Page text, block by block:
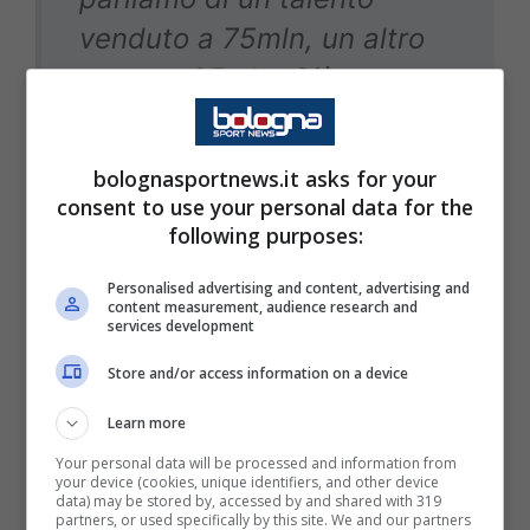
venduto a 75mln, un altro
preso a 25mln. Già
economicamente parliamo
diverso, è quando c’è
significa che ci sono
situazioni differenti.
A bbiamo preso Noa perché
può aiutarci per il presente
determinato modo salirà di
livello e diventare il nuovo
Kvara.
bolognasportnews.it asks for your
consent to use your personal data for the
following purposes:
Personalised advertising and content, advertising and
content measurement, audience research and
services development
Store and/or access information on a device
Learn more
Your personal data will be processed and information from
your device (cookies, unique identifiers, and other device
data) may be stored by, accessed by and shared with 319
partners, or used specifically by this site. We and our partners